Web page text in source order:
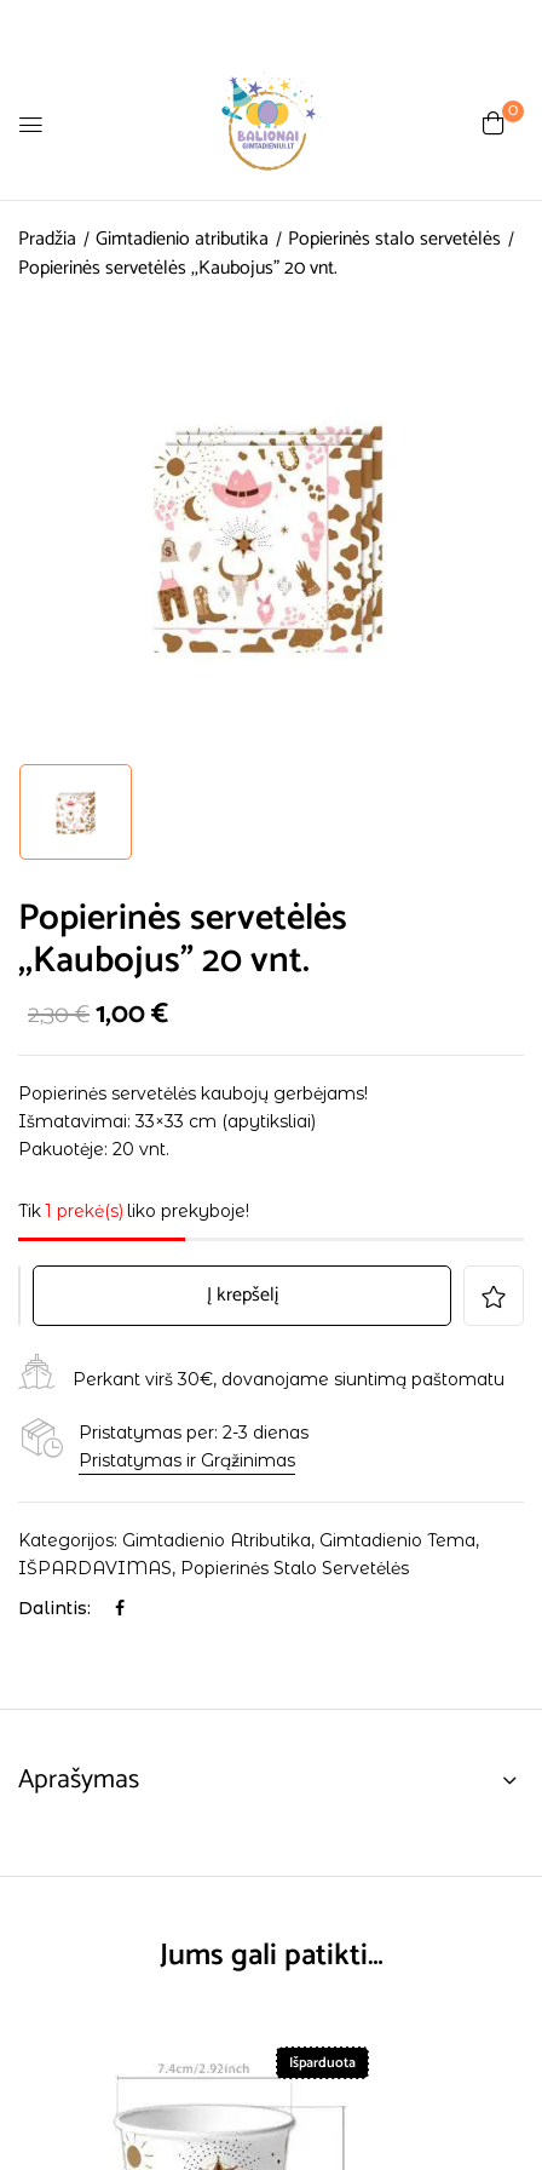
0
Pradžia Gimtadienio atributika
Popierinės stalo servetėlės
Popierinės servetėlės ,,Kaubojus” 20 vnt.
Popierinės servetėlės
,,Kaubojus” 20 vnt.
2,30€1,00€
Popierinės servetėlės kaubojų gerbėjams!
Išmatavimai: 33×33 cm (apytiksliai)
Pakuotėje: 20 vnt.
Tik1 prekė(s) liko prekyboje!
Į krepšelį
Perkant virš 30€, dovanojame siuntimą paštomatu
Pristatymas per: 2-3 dienas
Pristatymas ir Grąžinimas
Kategorijos: Gimtadienio Atributika, Gimtadienio Tema,
IŠPARDAVIMAS, Popierinės Stalo Servetėlės
Dalintis:
Aprašymas
Jums gali patikti…
Išparduota